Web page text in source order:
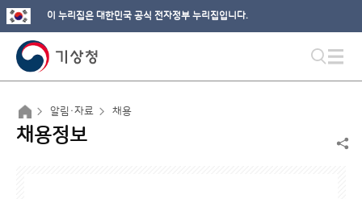
이 누리집은 대한민국 공식 전자정부 누리집입니다.
알림·자료 채용
채용정보